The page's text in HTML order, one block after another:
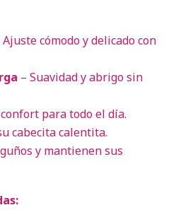
Ajuste cómodo y delicado con
– Suavidad y abrigo sin
para todo el día.
cabecita calentita.
y mantienen sus